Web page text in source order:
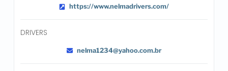
https://www.nelmadrivers.com/
DRIVERS
nelma1234@yahoo.com.br